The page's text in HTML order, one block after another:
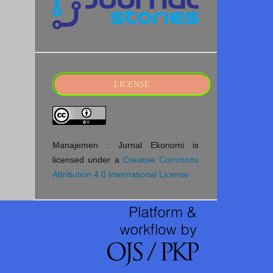
LICENSE
Manajemen : Jurnal Ekonomi is
licensed under a Creative Commons
Attribution 4.0 International License